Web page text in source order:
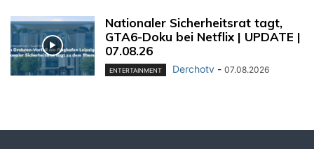
Nationaler Sicherheitsrat tagt,
GTA6-Doku bei Netflix | UPDATE |
07.08.26
ENTERTAINMENT Derchotv - 07.08.2026